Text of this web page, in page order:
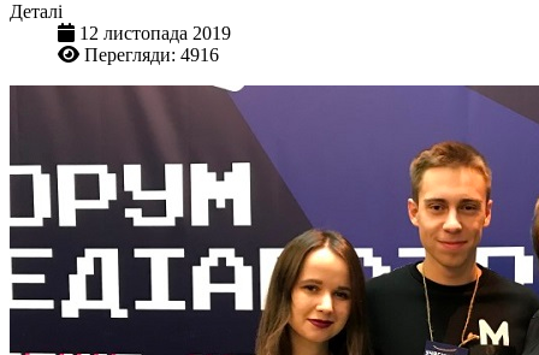
Деталі
12 листопада 2019
Перегляди: 4916